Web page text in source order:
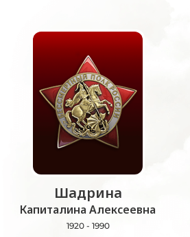
Шадрина
Капиталина Алексеевна
1920 - 1990